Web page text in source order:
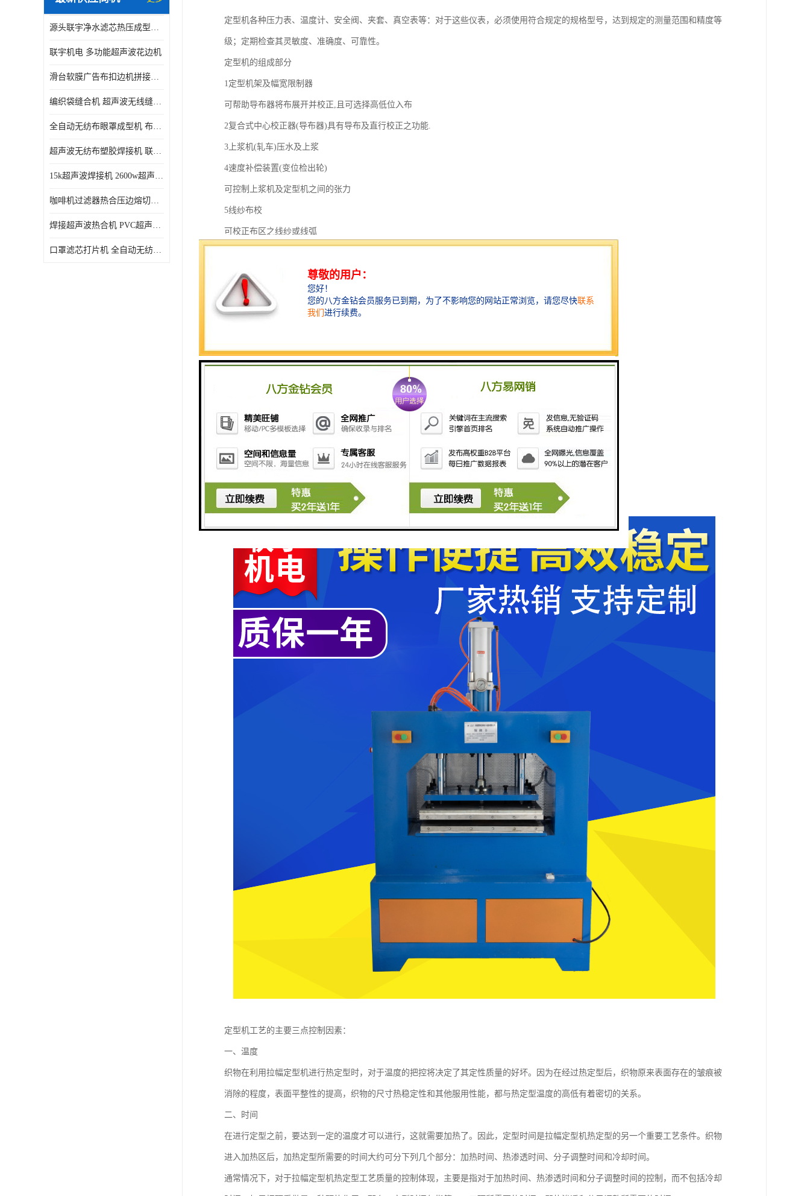
源头联宇净水滤芯热压成型机器 超声波大功率封边机
联宇机电 多功能超声波花边机
滑台软膜广告布扣边机拼接机用于焊接热合拼接作用
编织袋缝合机 超声波无线缝合机 厂家现货供应
全自动无纺布眼罩成型机 布料海绵眼罩热合切边机
超声波无纺布塑胶焊接机 联宇制造
15k超声波焊接机 2600w超声波焊接机 联宇制造
咖啡机过滤器热合压边熔切机 超声波无纺布喷胶棉热合机
焊接超声波热合机 PVC超声波焊接机 无纺布超声波设备
口罩滤芯打片机 全自动无纺布压花压标设备 多层料复合机
定型机各种压力表、温度计、安全阀、夹套、真空表等：对于这些仪表，必须使用符合规定的规格型号，达到规定的测量范围和精度等
级；定期检查其灵敏度、准确度、可靠性。
定型机的组成部分
1定型机架及幅宽限制器
可帮助导布器将布展开并校正,且可选择高低位入布
2复合式中心校正器(导布器)具有导布及直行校正之功能.
3上浆机(轧车)压水及上浆
4速度补偿装置(变位检出轮)
可控制上浆机及定型机之间的张力
5线纱布校
可校正布区之线纱或线弧
将所有电动调整功能集中于箱上方,
涵盖全机95%之操作功能.
7展边器及布边
8箱及缩拉码上针喂布装置
11幅宽调整机
12排风系统
13出布装置摆布/卷布
有摆布及卷布二种出布方式
定型机工艺的主要三点控制因素：
一、温度
织物在利用拉幅定型机进行热定型时，对于温度的把控将决定了其定性质量的好坏。因为在经过热定型后，织物原来表面存在的皱痕被
消除的程度，表面平整性的提高，织物的尺寸热稳定性和其他服用性能，都与热定型温度的高低有着密切的关系。
二、时间
在进行定型之前，要达到一定的温度才可以进行，这就需要加热了。因此，定型时间是拉幅定型机热定型的另一个重要工艺条件。织物
进入加热区后，加热定型所需要的时间大约可分下列几个部分：加热时间、热渗透时间、分子调整时间和冷却时间。
通常情况下，对于拉幅定型机热定型工艺质量的控制体现，主要是指对于加热时间、热渗透时间和分子调整时间的控制，而不包括冷却